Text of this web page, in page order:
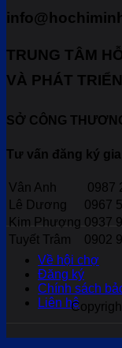
TRUNG TÂM
VÀ PHÁT
SỞ CÔNG
Tư vấn đăng ký
Vân Anh 0987
Lê Dương
0967
Kim Phượng 0937
Tuyết Trâm
0902
Về hội chợ
Đăng ký
Chính sách
Liên hệ